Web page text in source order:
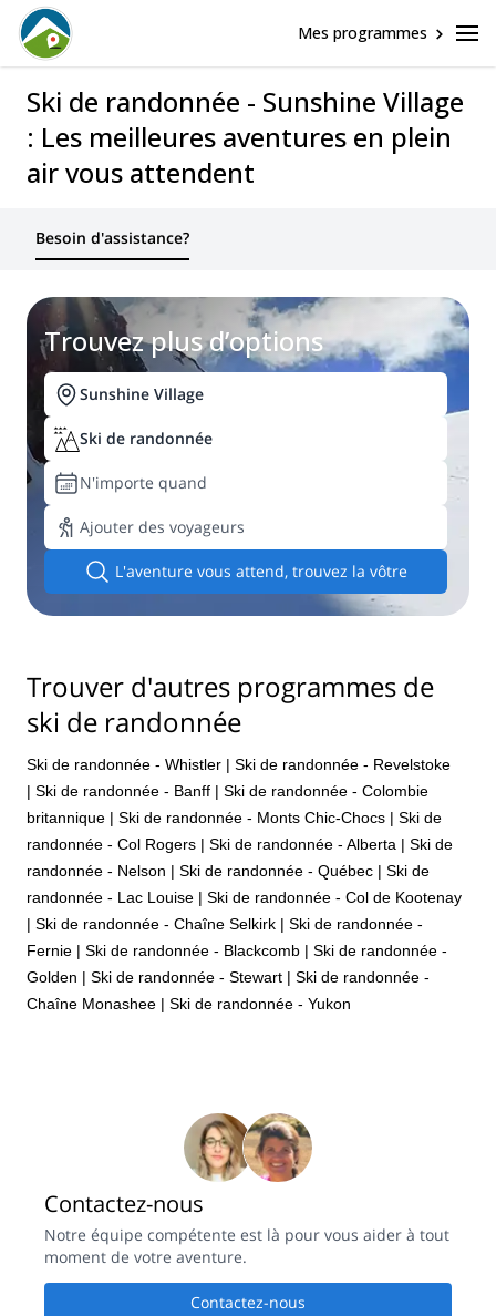
Mes programmes
Ski de randonnée - Sunshine Village
: Les meilleures aventures en plein
air vous attendent
Besoin d'assistance?
Trouvez plus d’options
Sunshine Village
Ski de randonnée
N'importe quand
Ajouter des voyageurs
L'aventure vous attend, trouvez la vôtre
Trouver d'autres programmes de
ski de randonnée
Ski de randonnée - Whistler | Ski de randonnée - Revelstoke
| Ski de randonnée - Banff | Ski de randonnée - Colombie
britannique | Ski de randonnée - Monts Chic-Chocs | Ski de
randonnée - Col Rogers | Ski de randonnée - Alberta | Ski de
randonnée - Nelson | Ski de randonnée - Québec | Ski de
randonnée - Lac Louise | Ski de randonnée - Col de Kootenay
| Ski de randonnée - Chaîne Selkirk | Ski de randonnée -
Fernie | Ski de randonnée - Blackcomb | Ski de randonnée -
Golden | Ski de randonnée - Stewart | Ski de randonnée -
Chaîne Monashee | Ski de randonnée - Yukon
Contactez-nous
Notre équipe compétente est là pour vous aider à tout
moment de votre aventure.
Contactez-nous